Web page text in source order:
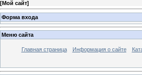
[Мой сайт]
Форма входа
Меню сайта
Главная страница Информация о сайте